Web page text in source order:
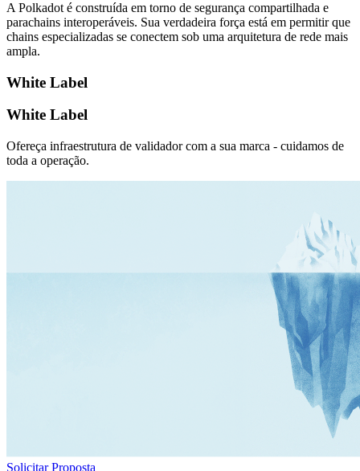
A Polkadot é construída em torno de segurança compartilhada e
parachains interoperáveis. Sua verdadeira força está em permitir que
chains especializadas se conectem sob uma arquitetura de rede mais
ampla.
White Label
White Label
Ofereça infraestrutura de validador com a sua marca - cuidamos de
toda a operação.
Solicitar Proposta